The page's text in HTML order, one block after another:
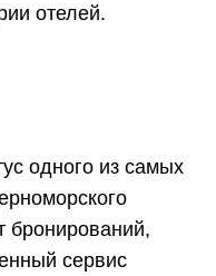
отелей.
одного из самых
бронирований,
сервис